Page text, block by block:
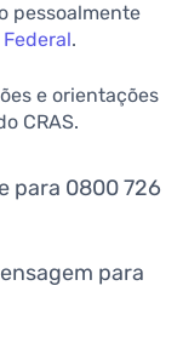
pessoalmente
.
e orientações
CRAS.
para 0800 726
para